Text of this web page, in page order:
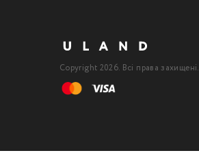
Copyright 2026. Всі права захищені.